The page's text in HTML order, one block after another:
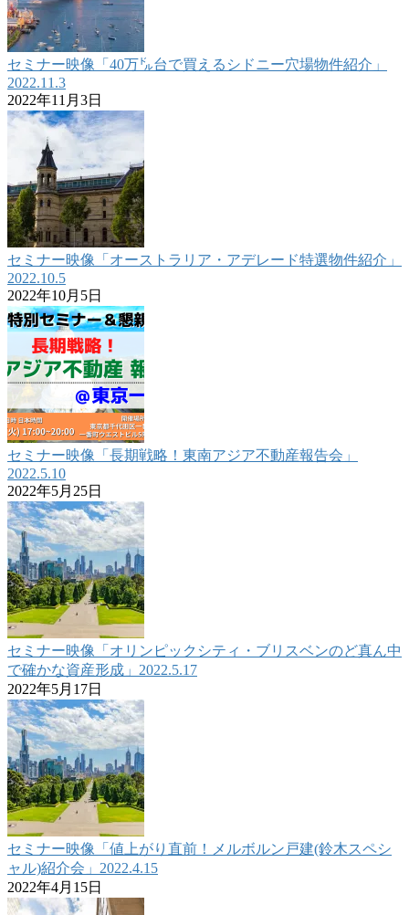
セミナー映像「40万㌦台で買えるシドニー穴場物件紹介」
2022.11.3
2022年11月3日
セミナー映像「オーストラリア・アデレード特選物件紹介」
2022.10.5
2022年10月5日
セミナー映像「長期戦略！東南アジア不動産報告会」
2022.5.10
2022年5月25日
セミナー映像「オリンピックシティ・ブリスベンのど真ん中
で確かな資産形成」2022.5.17
2022年5月17日
セミナー映像「値上がり直前！メルボルン戸建(鈴木スペシ
ャル)紹介会」2022.4.15
2022年4月15日